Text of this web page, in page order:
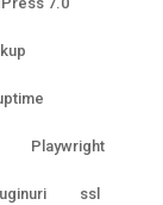
Playwright
ssl